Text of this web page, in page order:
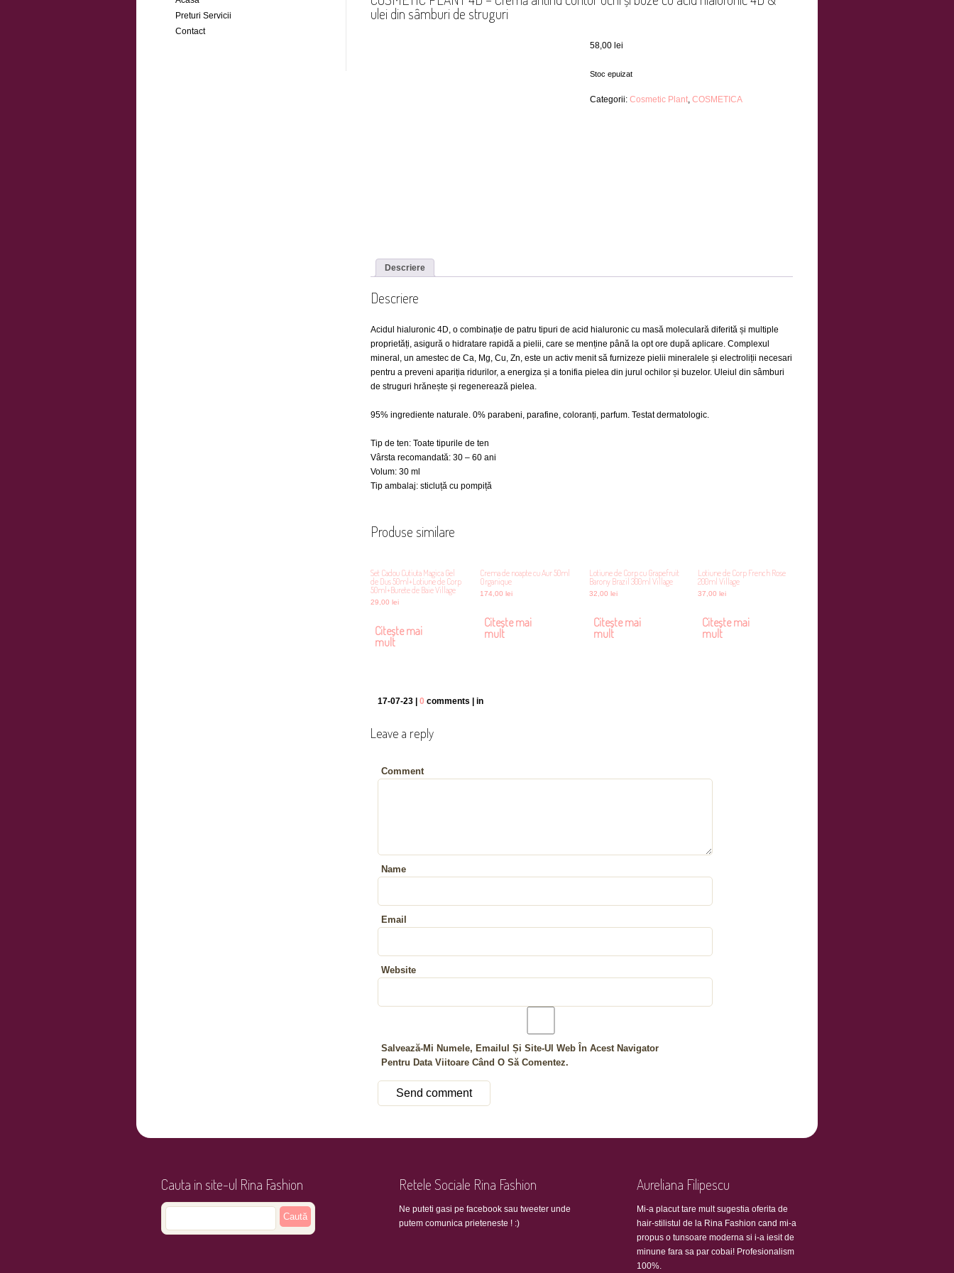
ulei din sâmburi de struguri
58,00 lei
Stoc epuizat
Categorii:Cosmetic Plant,COSMETICA
Descriere
Descriere
Acidul hialuronic 4D, o combinație de patru tipuri de acid hialuronic cu masă moleculară diferită și multiple
proprietăți, asigură o hidratare rapidă a pielii, care se menține până la opt ore după aplicare. Complexul
mineral, un amestec de Ca, Mg, Cu, Zn, este un activ menit să furnizeze pielii mineralele și electroliții necesari
pentru a preveni apariția ridurilor, a energiza și a tonifia pielea din jurul ochilor și buzelor. Uleiul din sâmburi
de struguri hrănește și regenerează pielea.
95% ingrediente naturale. 0% parabeni, parafine, coloranți, parfum. Testat dermatologic.
Tip de ten: Toate tipurile de ten
Vârsta recomandată: 30 – 60 ani
Volum: 30 ml
Tip ambalaj: sticluță cu pompiță
Produse similare
Set Cadou Cutiuta Magica Gel
de Dus 50ml+Lotiune de Corp
50ml+Burete de Baie Village
29,00 lei
Citește mai
mult
Crema de noapte cu Aur 50ml
Organique
174,00 lei
Citește mai
mult
Lotiune de Corp cu Grapefruit
Barony Brazil 300ml Village
32,00 lei
Citește mai
mult
Lotiune de Corp French Rose
200ml Village
37,00lei
Citește mai
mult
17-07-23 | 0 comments | in
Leave a reply
Comment
Name
Email
Website
Salvează-Mi Numele, Emailul Și Site-Ul Web În Acest Navigator
Pentru Data Viitoare Când O Să Comentez.
Preturi Servicii
Contact
Cauta in site-ul Rina Fashion Retele Sociale Rina Fashion
Ne puteti gasi pe facebook sau tweeter unde
putem comunica prieteneste ! :)
Aureliana Filipescu
Mi-a placut tare mult sugestia oferita de
hair-stilistul de la Rina Fashion cand mi-a
propus o tunsoare moderna si i-a iesit de
minune fara sa par cobai! Profesionalism
100%.